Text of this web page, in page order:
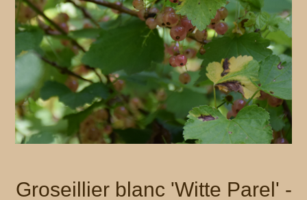
Groseillier blanc 'Witte Parel' -